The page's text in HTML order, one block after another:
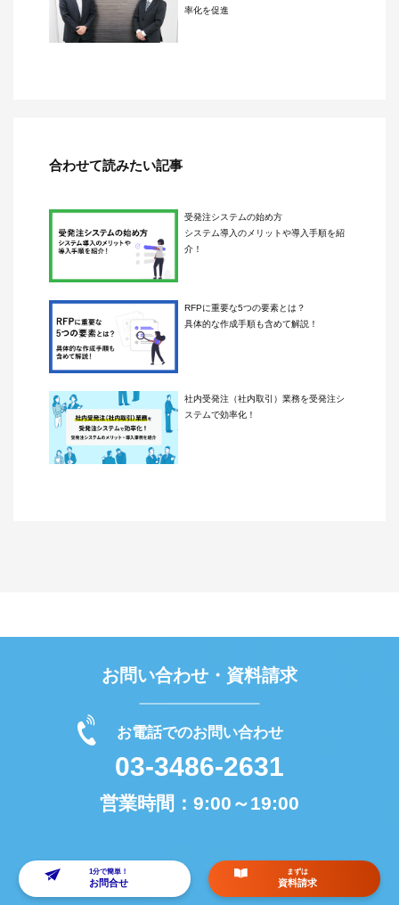
率化を促進
合わせて読みたい記事
受発注システムの始め方
システム導入のメリットや導入手順を紹
介！
RFPに重要な5つの要素とは？
具体的な作成手順も含めて解説！
社内受発注（社内取引）業務を受発注シ
ステムで効率化！
お問い合わせ・資料請求
お電話でのお問い合わせ
03-3486-2631
営業時間： 9:00～19:00
1分で簡単！
お問合せ
まずは
資料請求